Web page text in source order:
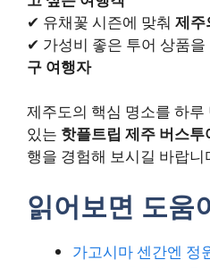
✔ 유채꽃 시즌에 맞춰 제주
✔ 가성비 좋은 투어 상품을
구 여행자
제주도의 핵심 명소를 하
있는 핫플트립 제주 버스투
행을 경험해 보시길 바랍니
읽어보면 도움
가고시마 센간엔 정